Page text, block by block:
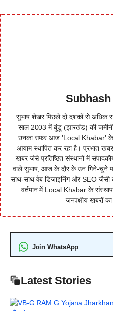
सुभाष शेखर पिछले दो दशकों से अधिक
साल 2003 में बुंडू (झारखंड) की
उनका सफर आज 'Local Khabar' के
आयाम स्थापित कर रहा है। प्रभात
खबर जैसे प्रतिष्ठित संस्थानों में
वाले सुभाष, आज के दौर के उन गिने-चुने
साथ-साथ वेब डिजाइनिंग और SEO जैसी
वर्तमान में Local Khabar के
जनपक्षीय खबरों
Join WhatsApp
Latest Stories